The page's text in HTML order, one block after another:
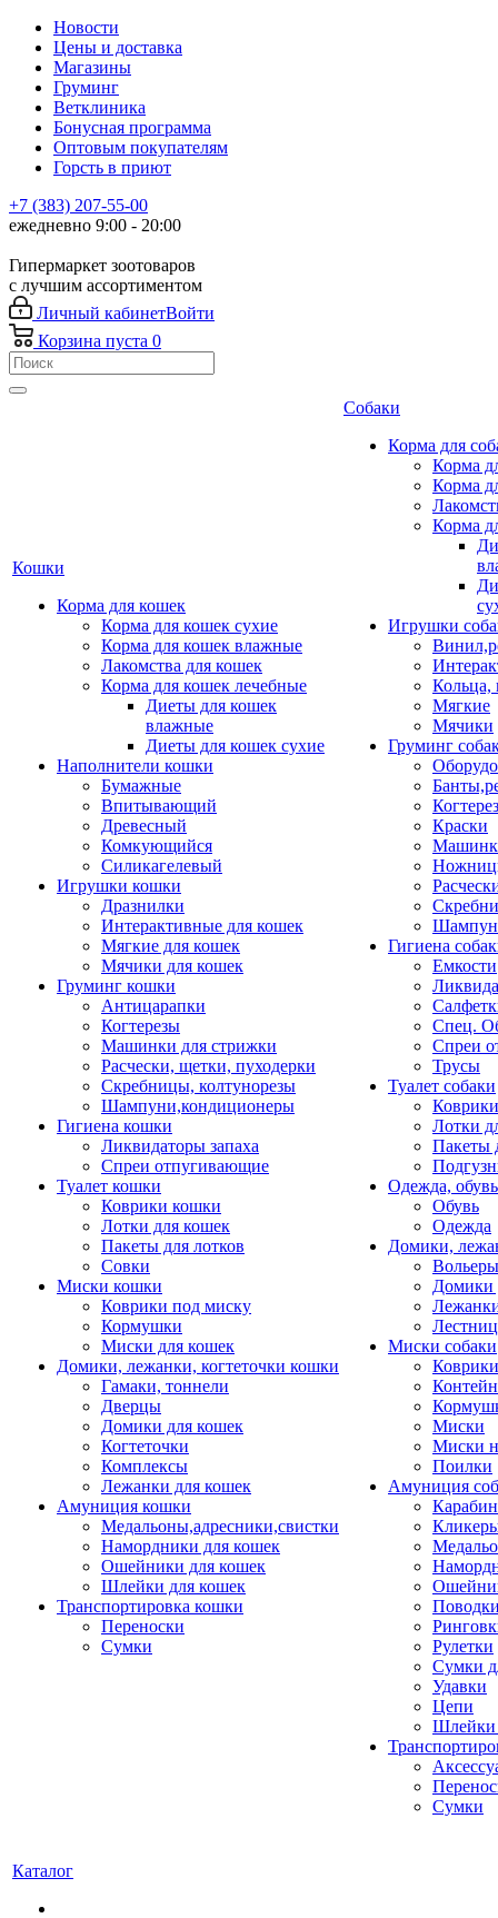
Новости
Цены и доставка
Магазины
Груминг
Ветклиника
Бонусная программа
Оптовым покупателям
Горсть в приют
+7 (383) 207-55-00
ежедневно 9:00 - 20:00
Гипермаркет зоотоваров
с лучшим ассортиментом
Личный кабинетВойти
Корзина пуста 0
Кошки
Корма для кошек
Корма для кошек сухие
Корма для кошек влажные
Лакомства для кошек
Корма для кошек лечебные
Диеты для кошек
влажные
Диеты для кошек сухие
Наполнители кошки
Бумажные
Впитывающий
Древесный
Комкующийся
Силикагелевый
Игрушки кошки
Дразнилки
Интерактивные для кошек
Мягкие для кошек
Мячики для кошек
Груминг кошки
Антицарапки
Когтерезы
Машинки для стрижки
Расчески, щетки, пуходерки
Скребницы, колтунорезы
Шампуни,кондиционеры
Гигиена кошки
Ликвидаторы запаха
Спреи отпугивающие
Туалет кошки
Коврики кошки
Лотки для кошек
Пакеты для лотков
Совки
Миски кошки
Коврики под миску
Кормушки
Миски для кошек
Домики, лежанки, когтеточки кошки
Гамаки, тоннели
Дверцы
Домики для кошек
Когтеточки
Комплексы
Лежанки для кошек
Амуниция кошки
Медальоны,адресники,свистки
Намордники для кошек
Ошейники для кошек
Шлейки для кошек
Транспортировка кошки
Переноски
Сумки
Собаки
Корма для
Корма
Корма
Корма
Игрушки
Кольца,
Мягкие
Мячики
Груминг
Краски
Гигиена
Емкости
Спец.
Спреи
Трусы
Туалет собаки
Коврики
Лотки
Пакеты
Одежда, обувь
Обувь
Одежда
Домики,
Домики
Миски собаки
Миски
Миски
Поилки
Амуниция
Рулетки
Сумки
Удавки
Цепи
Шлейки
Сумки
Каталог